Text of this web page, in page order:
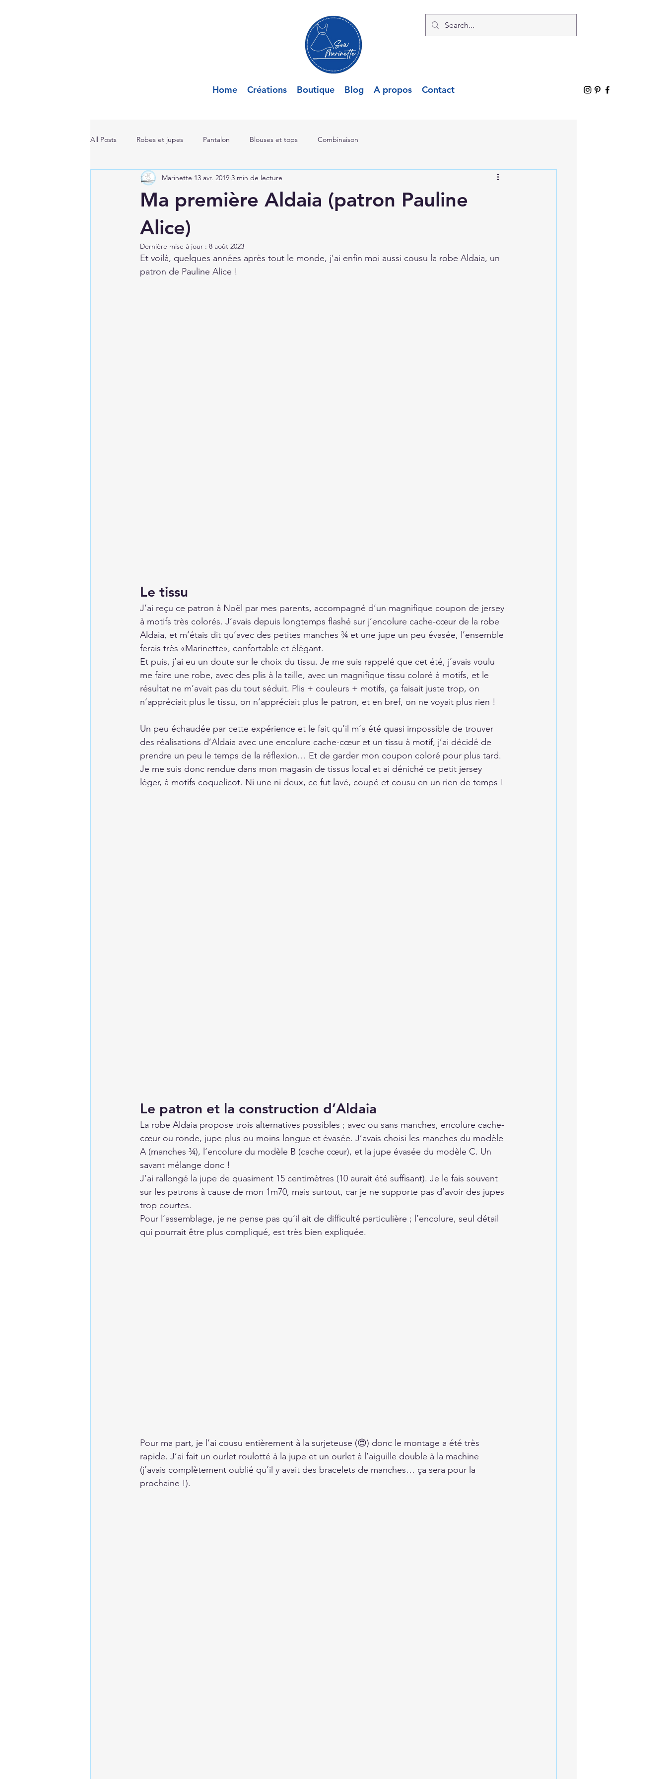
Home Créations Boutique Blog A propos Contact
All Posts Robes et jupes Pantalon Blouses et tops Combinaison
Ma première Aldaia (patron Pauline
Alice)
Marinette 13 avr. 2019 3 min de lecture
Dernière mise à jour : 8 août 2023
Et voilà, quelques années après tout le monde, j’ai enfin moi aussi cousu la robe Aldaia, un
patron de Pauline Alice !
Le tissu
J’ai reçu ce patron à Noël par mes parents, accompagné d’un magnifique coupon de jersey
à motifs très colorés. J’avais depuis longtemps flashé sur j’encolure cache-cœur de la robe
Aldaia, et m’étais dit qu’avec des petites manches ¾ et une jupe un peu évasée, l’ensemble
ferais très «Marinette», confortable et élégant.
Et puis, j’ai eu un doute sur le choix du tissu. Je me suis rappelé que cet été, j’avais voulu
me faire une robe, avec des plis à la taille, avec un magnifique tissu coloré à motifs, et le
résultat ne m’avait pas du tout séduit. Plis + couleurs + motifs, ça faisait juste trop, on
n’appréciait plus le tissu, on n’appréciait plus le patron, et en bref, on ne voyait plus rien !
Un peu échaudée par cette expérience et le fait qu’il m’a été quasi impossible de trouver
des réalisations d’Aldaia avec une encolure cache-cœur et un tissu à motif, j’ai décidé de
prendre un peu le temps de la réflexion… Et de garder mon coupon coloré pour plus tard.
Je me suis donc rendue dans mon magasin de tissus local et ai déniché ce petit jersey
léger, à motifs coquelicot. Ni une ni deux, ce fut lavé, coupé et cousu en un rien de temps !
Le patron et la construction d’Aldaia
La robe Aldaia propose trois alternatives possibles ; avec ou sans manches, encolure cache-
cœur ou ronde, jupe plus ou moins longue et évasée. J’avais choisi les manches du modèle
A (manches ¾), l’encolure du modèle B (cache cœur), et la jupe évasée du modèle C. Un
savant mélange donc !
J’ai rallongé la jupe de quasiment 15 centimètres (10 aurait été suffisant). Je le fais souvent
sur les patrons à cause de mon 1m70, mais surtout, car je ne supporte pas d’avoir des jupes
trop courtes.
Pour l’assemblage, je ne pense pas qu’il ait de difficulté particulière ; l’encolure, seul détail
qui pourrait être plus compliqué, est très bien expliquée.
Pour ma part, je l’ai cousu entièrement à la surjeteuse (😍) donc le montage a été très
rapide. J’ai fait un ourlet roulotté à la jupe et un ourlet à l’aiguille double à la machine
(j’avais complètement oublié qu’il y avait des bracelets de manches… ça sera pour la
prochaine !).